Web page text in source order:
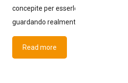
concepite per esserlo. Ma la domanda
guardando realmente?
Read more